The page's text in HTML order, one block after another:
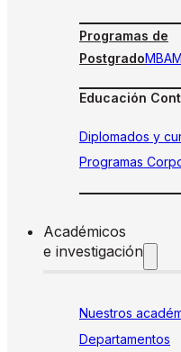
Programas de
PostgradoMBA
Educación
Diplomados y
Programas
Académicos
e investigación
Nuestros
Departamentos